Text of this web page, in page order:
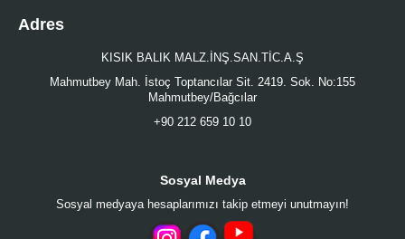
Adres
KISIK BALIK MALZ.İNŞ.SAN.TİC.A.Ş
Mahmutbey Mah. İstoç Toptancılar Sit. 2419. Sok. No:155
Mahmutbey/Bağcılar
+90 212 659 10 10
Sosyal Medya
Sosyal medyaya hesaplarımızı takip etmeyi unutmayın!